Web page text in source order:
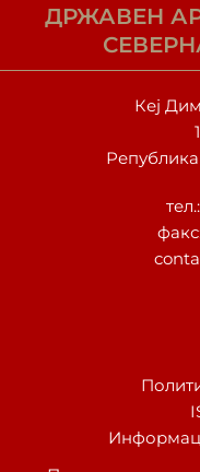
ДРЖАВЕН
Кеј
тел.: